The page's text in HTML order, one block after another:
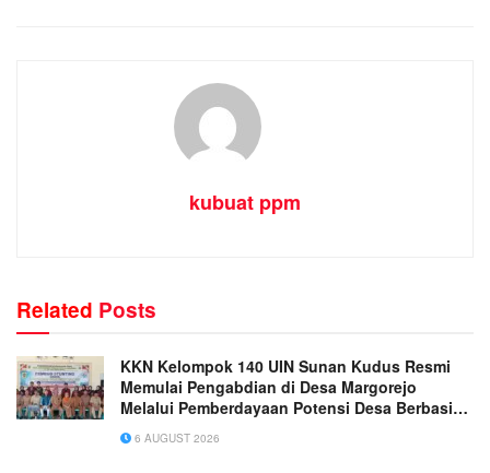
kubuat ppm
Related Posts
KKN Kelompok 140 UIN Sunan Kudus Resmi
Memulai Pengabdian di Desa Margorejo
Melalui Pemberdayaan Potensi Desa Berbasis
Ekoteologi
6 AUGUST 2026